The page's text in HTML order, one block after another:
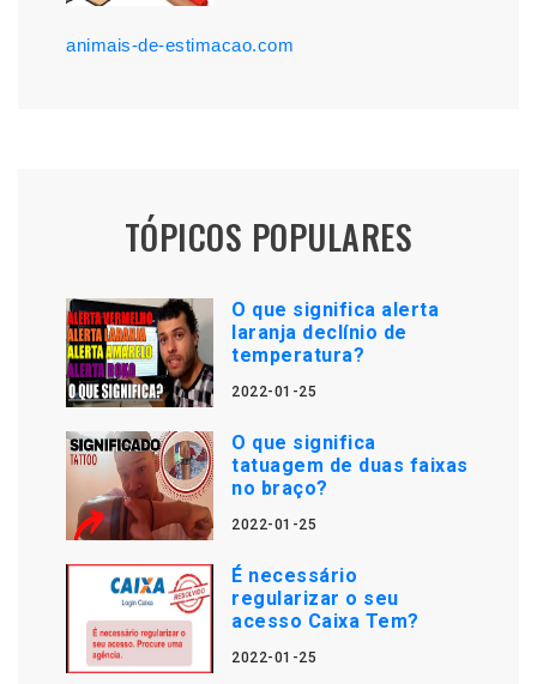
animais-de-estimacao.com
TÓPICOS POPULARES
O que significa alerta
laranja declínio de
temperatura?
2022-01-25
O que significa
tatuagem de duas faixas
no braço?
2022-01-25
É necessário
regularizar o seu
acesso Caixa Tem?
2022-01-25